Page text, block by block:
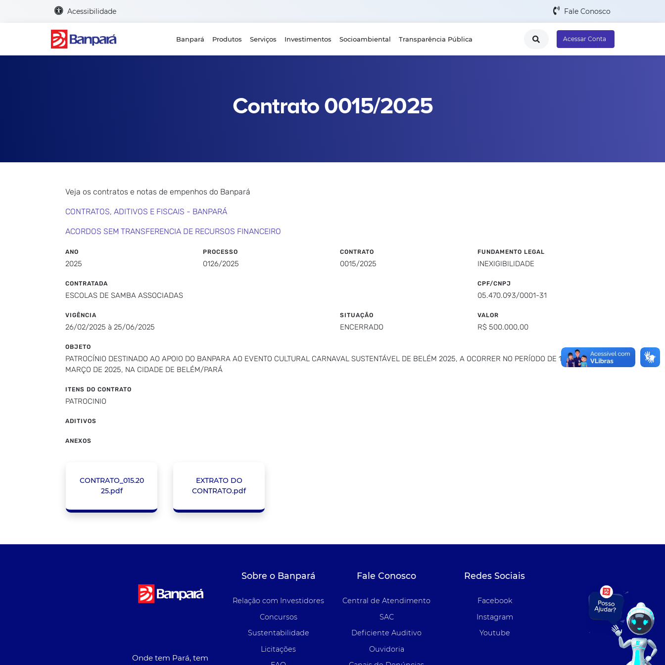
Acessibilidade Fale Conosco
Banpará Produtos Serviços Investimentos Socioambiental Transparência Pública Acessar Conta
Contrato 0015/2025
Veja os contratos e notas de empenhos do Banpará
CONTRATOS, ADITIVOS E FISCAIS - BANPARÁ
ACORDOS SEM TRANSFERENCIA DE RECURSOS FINANCEIRO
ANO
2025
PROCESSO
0126/2025
CONTRATO
0015/2025
FUNDAMENTO LEGAL
INEXIGIBILIDADE
CONTRATADA
ESCOLAS DE SAMBA ASSOCIADAS
CPF/CNPJ
05.470.093/0001-31
VIGÊNCIA
26/02/2025 à 25/06/2025
SITUAÇÃO
ENCERRADO
VALOR
R$ 500.000,00
OBJETO
PATROCÍNIO DESTINADO AO APOIO DO BANPARA AO EVENTO CULTURAL CARNAVAL SUSTENTÁVEL DE BELÉM 2025, A OCORRER NO PERÍODO DE 14 A 15 DE
MARÇO DE 2025, NA CIDADE DE BELÉM/PARÁ
ITENS DO CONTRATO
PATROCINIO
ADITIVOS
ANEXOS
CONTRATO_015.20
25.pdf
EXTRATO DO
CONTRATO.pdf
Onde tem Pará, tem
Sobre o Banpará
Relação com Investidores
Concursos
Sustentabilidade
Licitações
Fale Conosco
Central de Atendimento
SAC
Deficiente Auditivo
Ouvidoria
Redes Sociais
Facebook
Instagram
Youtube